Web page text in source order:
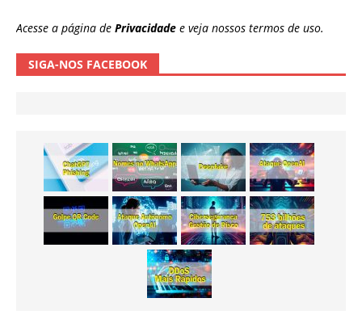
Acesse a página de Privacidade e veja nossos termos de uso.
SIGA-NOS FACEBOOK